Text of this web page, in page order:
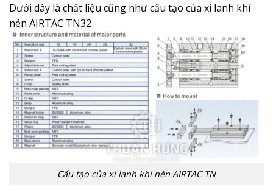
Dưới dây là chất liệu cũng như cấu tạo của xi lanh khí
nén AIRTAC TN32
Cấu tạo của xi lanh khí nén AIRTAC TN